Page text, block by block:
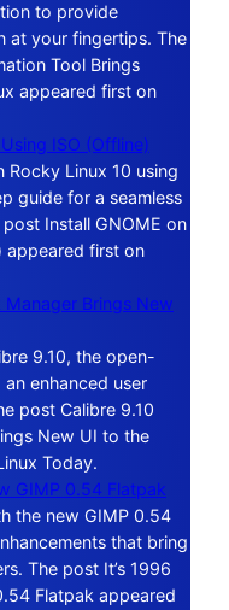
to provide
at your fingertips. The
Tool Brings
appeared first on
ISO (Offline)
Rocky Linux 10 using
guide for a seamless
Install GNOME on
appeared first on
Brings New
9.10, the open-
enhanced user
post Calibre 9.10
New UI to the
Today.
GIMP 0.54 Flatpak
the new GIMP 0.54
that bring
The post It’s 1996
Flatpak appeared